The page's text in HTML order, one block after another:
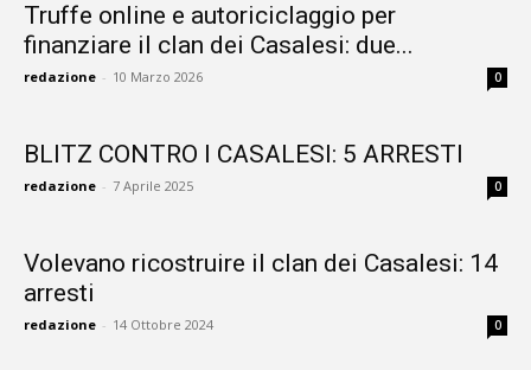
Truffe online e autoriciclaggio per
finanziare il clan dei Casalesi: due...
redazione - 10 Marzo 2026 0
BLITZ CONTRO I CASALESI: 5 ARRESTI
redazione - 7 Aprile 2025 0
Volevano ricostruire il clan dei Casalesi: 14
arresti
redazione - 14 Ottobre 2024 0